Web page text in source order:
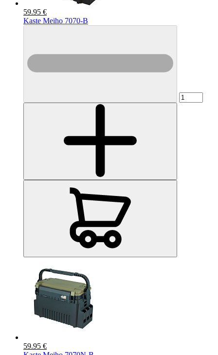
59.95 €
Kaste Meiho 7070-B
59.95 €